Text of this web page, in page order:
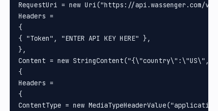
RequestUri = new Uri("https://api.wassenger.com/
Headers =
{
{ "Token", "ENTER API KEY HERE" },
},
Content = new
{
Headers =
{
ContentType = new